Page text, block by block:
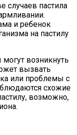
случаев пастила
и ребенок
на пастилу
возникнуть
вызвать
или проблемы с
схожие
возможно,